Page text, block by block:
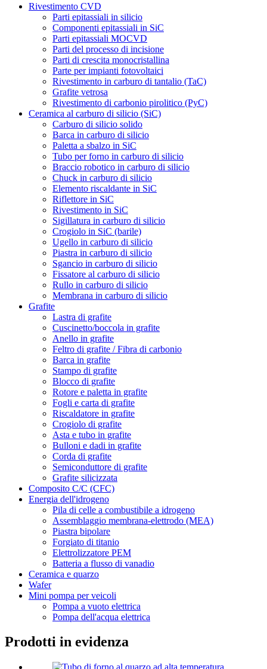
Rivestimento CVD
Parti epitassiali in silicio
Componenti epitassiali in SiC
Parti epitassiali MOCVD
Parti del processo di incisione
Parti di crescita monocristallina
Parte per impianti fotovoltaici
Rivestimento in carburo di tantalio (TaC)
Grafite vetrosa
Rivestimento di carbonio pirolitico (PyC)
Ceramica al carburo di silicio (SiC)
Carburo di silicio solido
Barca in carburo di silicio
Paletta a sbalzo in SiC
Tubo per forno in carburo di silicio
Braccio robotico in carburo di silicio
Chuck in carburo di silicio
Elemento riscaldante in SiC
Riflettore in SiC
Rivestimento in SiC
Sigillatura in carburo di silicio
Crogiolo in SiC (barile)
Ugello in carburo di silicio
Piastra in carburo di silicio
Sgancio in carburo di silicio
Fissatore al carburo di silicio
Rullo in carburo di silicio
Membrana in carburo di silicio
Grafite
Lastra di grafite
Cuscinetto/boccola in grafite
Anello in grafite
Feltro di grafite / Fibra di carbonio
Barca in grafite
Stampo di grafite
Blocco di grafite
Rotore e paletta in grafite
Fogli e carta di grafite
Riscaldatore in grafite
Crogiolo di grafite
Asta e tubo in grafite
Bulloni e dadi in grafite
Corda di grafite
Semiconduttore di grafite
Grafite silicizzata
Composito C/C (CFC)
Energia dell'idrogeno
Pila di celle a combustibile a idrogeno
Assemblaggio membrana-elettrodo (MEA)
Piastra bipolare
Forgiato di titanio
Elettrolizzatore PEM
Batteria a flusso di vanadio
Ceramica e quarzo
Wafer
Mini pompa per veicoli
Pompa a vuoto elettrica
Pompa dell'acqua elettrica
Prodotti in evidenza